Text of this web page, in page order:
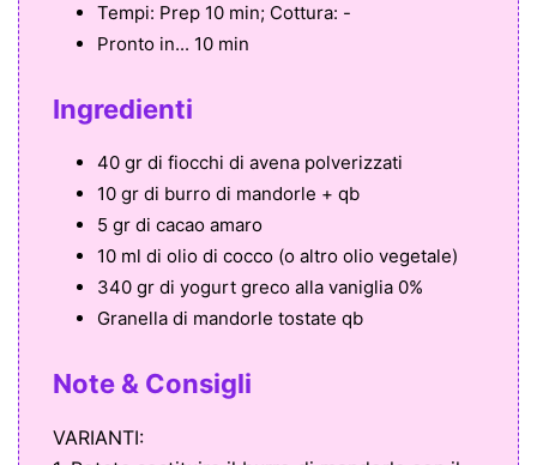
Tempi: Prep 10 min; Cottura: -
Pronto in... 10 min
Ingredienti
40 gr di fiocchi di avena polverizzati
10 gr di burro di mandorle + qb
5 gr di cacao amaro
10 ml di olio di cocco (o altro olio vegetale)
340 gr di yogurt greco alla vaniglia 0%
Granella di mandorle tostate qb
Note & Consigli
VARIANTI: